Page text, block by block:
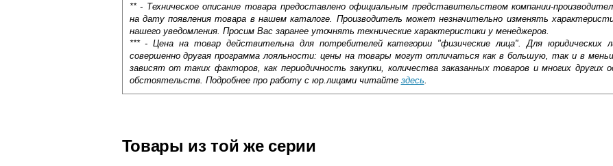
** - Техническое описание товара предоставлено официальным представительством компании-
на дату появления товара в нашем каталоге. Производитель может незначительно изменять
нашего уведомления. Просим Вас заранее уточнять технические характеристики у менеджеров.
*** - Цена на товар действительна для потребителей категории "физические лица". Для юридических
совершенно другая программа лояльности: цены на товары могут отличаться как в большую, так и в
зависят от таких факторов, как периодичность закупки, количества заказанных товаров и многих других
обстоятельств. Подробнее про работу с юр.лицами читайте здесь
Доставка сантехники по Москве и Московской области
Возможные способы оплаты:
Товары из той же серии